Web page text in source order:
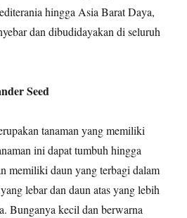
hingga Asia Barat Daya,
dan dibudidayakan di seluruh
Seed
tanaman yang memiliki
ini dapat tumbuh hingga
memiliki daun yang terbagi dalam
lebar dan daun atas yang lebih
Bunganya kecil dan berwarna